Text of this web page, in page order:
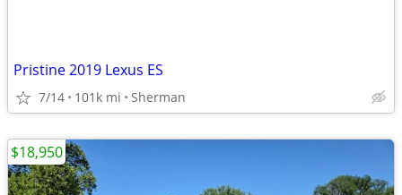
Pristine 2019 Lexus ES
7/14 101k mi Sherman
$18,950